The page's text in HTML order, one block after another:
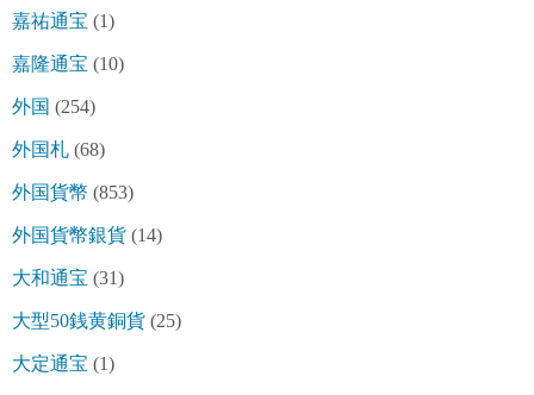
嘉祐通宝 (1)
嘉隆通宝 (10)
外国 (254)
外国札 (68)
外国貨幣 (853)
外国貨幣銀貨 (14)
大和通宝 (31)
大型50銭黄銅貨 (25)
大定通宝 (1)